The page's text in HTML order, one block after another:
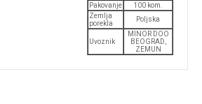
Pakovanje
100 kom.
Zemlja
porekla
Poljska
Uvoznik
MINOR DOO
BEOGRAD,
ZEMUN